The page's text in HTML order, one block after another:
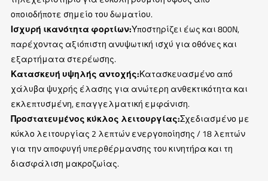
οποιοδήποτε σημείο του δωματίου.
Ισχυρή ικανότητα φορτίων:Υποστηρίζει έως και 800N,
παρέχοντας αξιόπιστη ανυψωτική ισχύ για οθόνες και
εξαρτήματα στερέωσης.
Κατασκευή υψηλής αντοχής:Κατασκευασμένο από
χάλυβα ψυχρής έλασης για ανώτερη ανθεκτικότητα και
εκλεπτυσμένη, επαγγελματική εμφάνιση.
Προστατευμένος κύκλος λειτουργίας:Σχεδιασμένο με
κύκλο λειτουργίας 2 λεπτών ενεργοποίησης / 18 λεπτών
για την αποφυγή υπερθέρμανσης του κινητήρα και τη
διασφάλιση μακροζωίας.